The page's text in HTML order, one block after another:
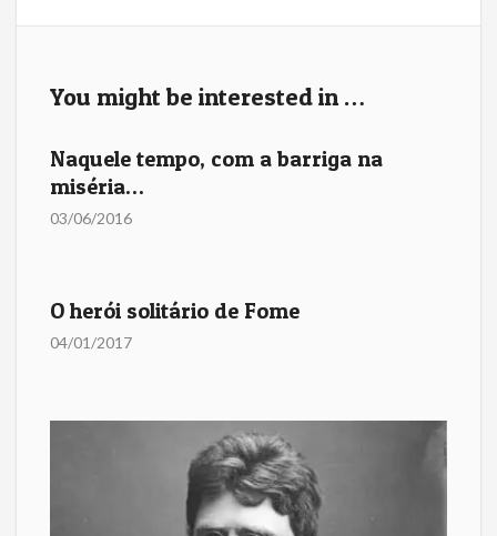
k
You might be interested in …
Naquele tempo, com a barriga na
miséria…
03/06/2016
O herói solitário de Fome
04/01/2017